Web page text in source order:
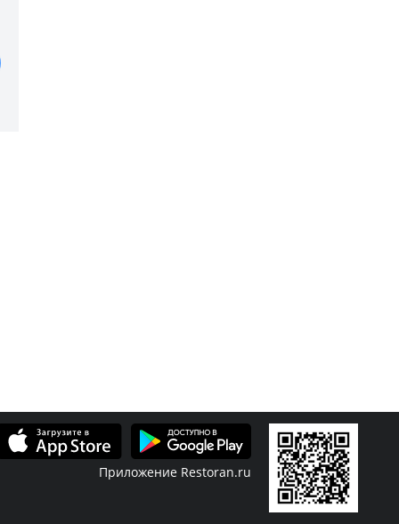
Приложение Restoran.ru